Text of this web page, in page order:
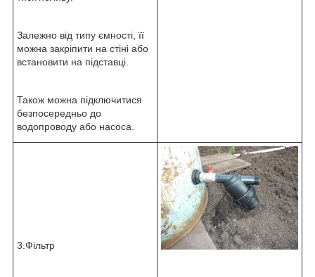
Залежно від типу ємності, її
можна закріпити на стіні або
встановити на підставці.
Також можна підключитися
безпосередньо до
водопроводу або насоса.
3.Фільтр